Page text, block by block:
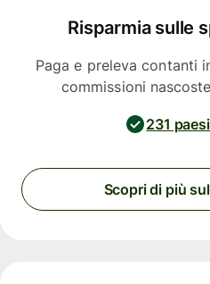
Risparmia sulle
Paga e preleva contanti
commissioni
231
Scopri di più